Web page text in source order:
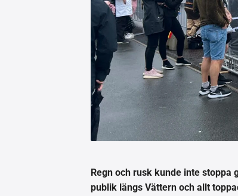
Regn och rusk kunde inte
publik längs Vättern och allt